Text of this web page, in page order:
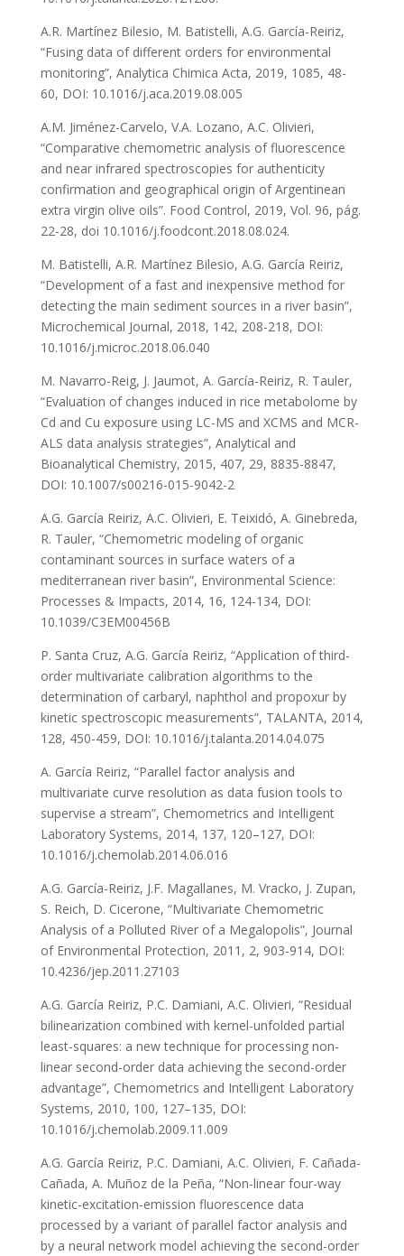
A.R. Martínez Bilesio, M. Batistelli, A.G. García-Reiriz,
“Fusing data of different orders for environmental
monitoring”, Analytica Chimica Acta, 2019, 1085, 48-
60, DOI: 10.1016/j.aca.2019.08.005
A.M. Jiménez-Carvelo, V.A. Lozano, A.C. Olivieri,
“Comparative chemometric analysis of fluorescence
and near infrared spectroscopies for authenticity
confirmation and geographical origin of Argentinean
extra virgin olive oils”. Food Control, 2019, Vol. 96, pág.
22-28, doi 10.1016/j.foodcont.2018.08.024.
M. Batistelli, A.R. Martínez Bilesio, A.G. García Reiriz,
“Development of a fast and inexpensive method for
detecting the main sediment sources in a river basin”,
Microchemical Journal, 2018, 142, 208-218, DOI:
10.1016/j.microc.2018.06.040
M. Navarro-Reig, J. Jaumot, A. García-Reiriz, R. Tauler,
“Evaluation of changes induced in rice metabolome by
Cd and Cu exposure using LC-MS and XCMS and MCR-
ALS data analysis strategies”, Analytical and
Bioanalytical Chemistry, 2015, 407, 29, 8835-8847,
DOI: 10.1007/s00216-015-9042-2
A.G. García Reiriz, A.C. Olivieri, E. Teixidó, A. Ginebreda,
R. Tauler, “Chemometric modeling of organic
contaminant sources in surface waters of a
mediterranean river basin”, Environmental Science:
Processes & Impacts, 2014, 16, 124-134, DOI:
10.1039/C3EM00456B
P. Santa Cruz, A.G. García Reiriz, “Application of third-
order multivariate calibration algorithms to the
determination of carbaryl, naphthol and propoxur by
kinetic spectroscopic measurements”, TALANTA, 2014,
128, 450-459, DOI: 10.1016/j.talanta.2014.04.075
A. García Reiriz, “Parallel factor analysis and
multivariate curve resolution as data fusion tools to
supervise a stream”, Chemometrics and Intelligent
Laboratory Systems, 2014, 137, 120–127, DOI:
10.1016/j.chemolab.2014.06.016
A.G. García-Reiriz, J.F. Magallanes, M. Vracko, J. Zupan,
S. Reich, D. Cicerone, “Multivariate Chemometric
Analysis of a Polluted River of a Megalopolis”, Journal
of Environmental Protection, 2011, 2, 903-914, DOI:
10.4236/jep.2011.27103
A.G. García Reiriz, P.C. Damiani, A.C. Olivieri, “Residual
bilinearization combined with kernel-unfolded partial
least-squares: a new technique for processing non-
linear second-order data achieving the second-order
advantage”, Chemometrics and Intelligent Laboratory
Systems, 2010, 100, 127–135, DOI:
10.1016/j.chemolab.2009.11.009
A.G. García Reiriz, P.C. Damiani, A.C. Olivieri, F. Cañada-
Cañada, A. Muñoz de la Peña, “Non-linear four-way
kinetic-excitation-emission fluorescence data
processed by a variant of parallel factor analysis and
by a neural network model achieving the second-order